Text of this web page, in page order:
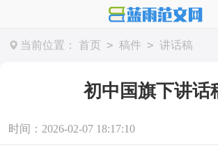
当前位置： 首页 > 稿件 > 讲话稿
初中国旗下讲话
时间：2026-02-07 18:17:10